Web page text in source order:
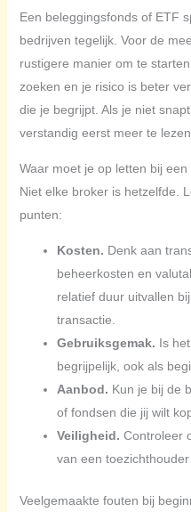
Een beleggingsfonds of ETF
bedrijven tegelijk. Voor de
rustigere manier om te
zoeken en je risico is beter
die je begrijpt. Als je niet
verstandig eerst meer te
Waar moet je op letten bij een
Niet elke broker is hetzelfde.
punten:
Kosten. Denk aan
beheerkosten en
relatief duur uitvallen
transactie.
Gebruiksgemak. Is
begrijpelijk, ook als
Aanbod. Kun je bij de
of fondsen die jij wilt
Veiligheid. Controleer
van een
Veelgemaakte fouten bij